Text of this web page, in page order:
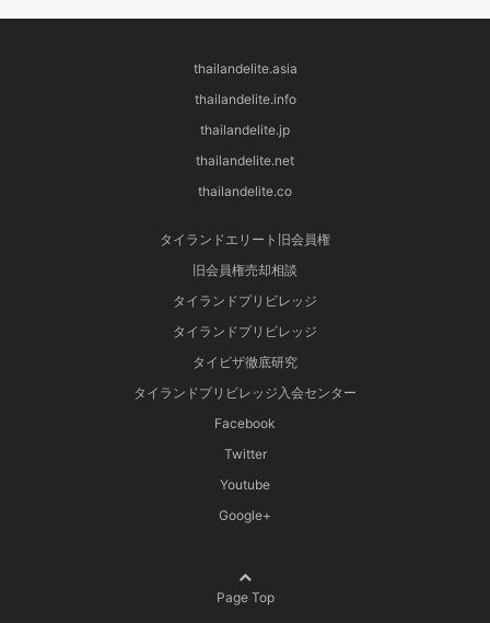
thailandelite.asia
thailandelite.info
thailandelite.jp
thailandelite.net
thailandelite.co
タイランドエリート旧会員権
旧会員権売却相談
タイランドプリビレッジ
タイランドプリビレッジ
タイビザ徹底研究
タイランドプリビレッジ入会センター
Facebook
Twitter
Youtube
Google+
Page Top